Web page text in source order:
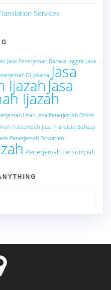
Services
Jasa Penerjemah Bahasa Inggris Jasa
Di Jakarta Jasa
Ijazah Jasa
Ijazah
Lisan Jasa Penerjemah Online
Tersumpah Jasa Translate Bahasa
Penerjemah Dokumen
Penerjemah Tersumpah